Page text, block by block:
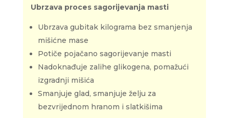
Ubrzava proces sagorijevanja masti
Ubrzava gubitak kilograma bez smanjenja
mišićne mase
Potiče pojačano sagorijevanje masti
Nadoknađuje zalihe glikogena, pomažući
izgradnji mišića
Smanjuje glad, smanjuje želju za
bezvrijednom hranom i slatkišima